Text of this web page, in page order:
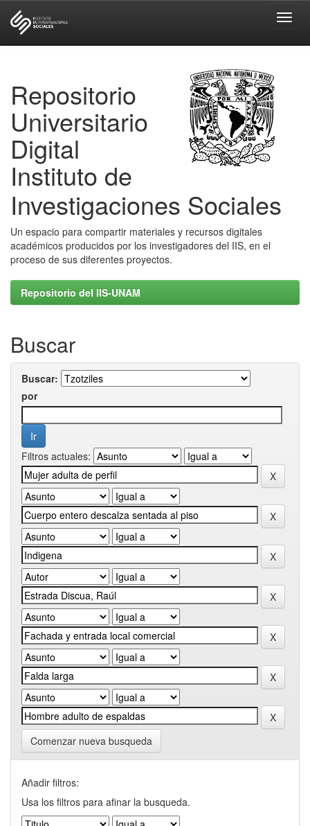
Repositorio
Universitario
Digital
Instituto de
Investigaciones Sociales
Un espacio para compartir materiales y recursos digitales
académicos producidos por los investigadores del IIS, en el
proceso de sus diferentes proyectos.
Repositorio del IIS-UNAM
Buscar
Buscar:
por
Filtros actuales:
Comenzar nueva busqueda
Añadir filtros:
Usa los filtros para afinar la busqueda.